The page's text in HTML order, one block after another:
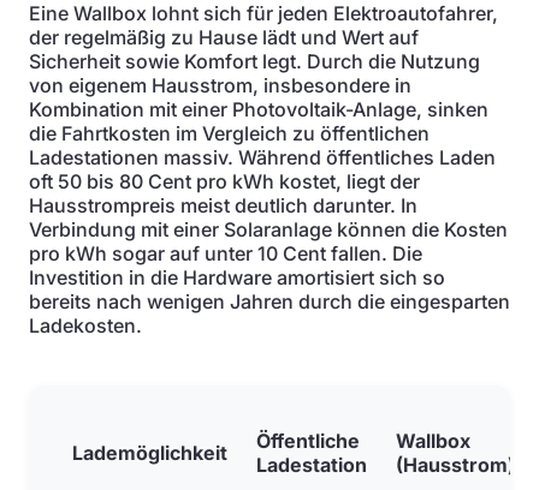
Eine Wallbox lohnt sich für jeden Elektroautofahrer,
der regelmäßig zu Hause lädt und Wert auf
Sicherheit sowie Komfort legt. Durch die Nutzung
von eigenem Hausstrom, insbesondere in
Kombination mit einer Photovoltaik-Anlage, sinken
die Fahrtkosten im Vergleich zu öffentlichen
Ladestationen massiv. Während öffentliches Laden
oft 50 bis 80 Cent pro kWh kostet, liegt der
Hausstrompreis meist deutlich darunter. In
Verbindung mit einer Solaranlage können die Kosten
pro kWh sogar auf unter 10 Cent fallen. Die
Investition in die Hardware amortisiert sich so
bereits nach wenigen Jahren durch die eingesparten
Ladekosten.
Lademöglichkeit
Öffentliche
Ladestation
Wallbox
(Hausstrom)